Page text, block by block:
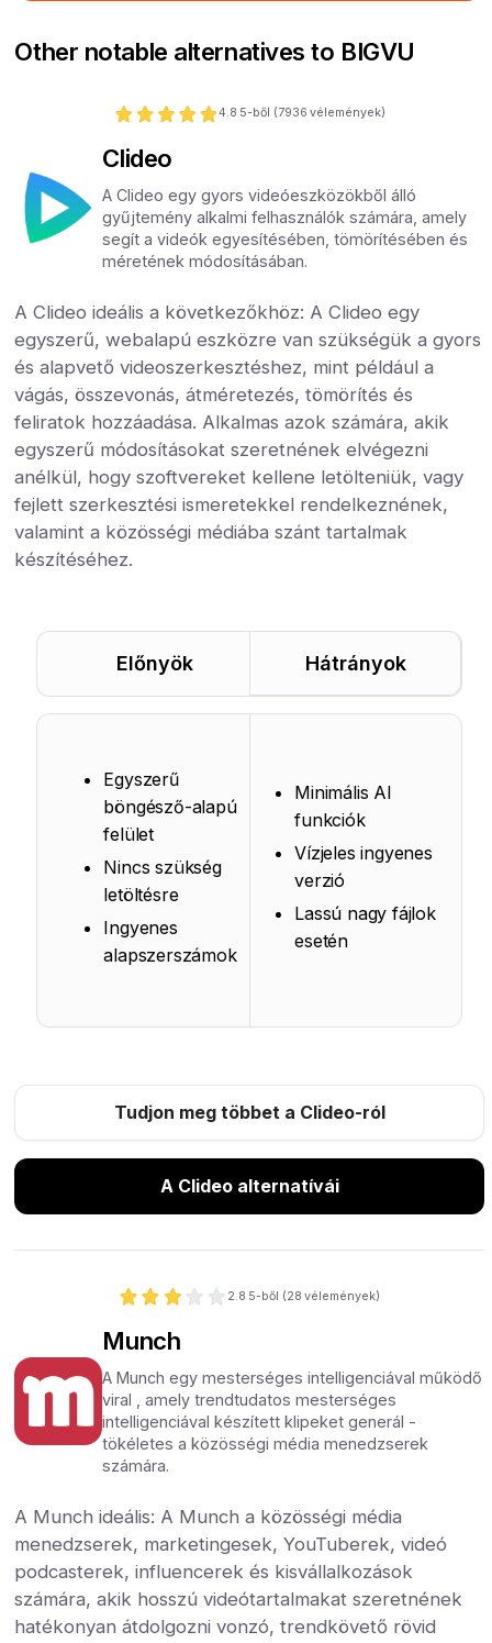
Other notable alternatives to BIGVU
4.8 5-ből (7936 vélemények)
Clideo
A Clideo egy gyors videóeszközökből álló
gyűjtemény alkalmi felhasználók számára, amely
segít a videók egyesítésében, tömörítésében és
méretének módosításában.
A Clideo ideális a következőkhöz: A Clideo egy
egyszerű, webalapú eszközre van szükségük a gyors
és alapvető videoszerkesztéshez, mint például a
vágás, összevonás, átméretezés, tömörítés és
feliratok hozzáadása. Alkalmas azok számára, akik
egyszerű módosításokat szeretnének elvégezni
anélkül, hogy szoftvereket kellene letölteniük, vagy
fejlett szerkesztési ismeretekkel rendelkeznének,
valamint a közösségi médiába szánt tartalmak
készítéséhez.
Előnyök Hátrányok
Egyszerű
böngésző-alapú
felület
Nincs szükség
letöltésre
Ingyenes
alapszerszámok
Minimális AI
funkciók
Vízjeles ingyenes
verzió
Lassú nagy fájlok
esetén
Tudjon meg többet a Clideo-ról
A Clideo alternatívái
2.8 5-ből (28 vélemények)
Munch
A Munch egy mesterséges intelligenciával működő
viral , amely trendtudatos mesterséges
intelligenciával készített klipeket generál -
tökéletes a közösségi média menedzserek
számára.
A Munch ideális: A Munch a közösségi média
menedzserek, marketingesek, YouTuberek, videó
podcasterek, influencerek és kisvállalkozások
számára, akik hosszú videótartalmakat szeretnének
hatékonyan átdolgozni vonzó, trendkövető rövid